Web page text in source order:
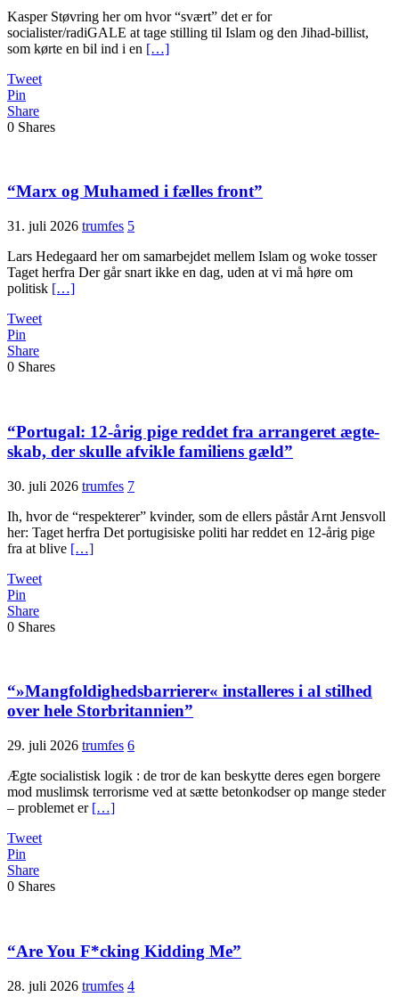
Kasper Støvring her om hvor “svært” det er for
socialister/radiGALE at tage stilling til Islam og den Jihad-billist,
som kørte en bil ind i en […]
Tweet
Pin
Share
0 Shares
“Marx og Muhamed i fælles front”
31. juli 2026 trumfes 5
Lars Hedegaard her om samarbejdet mellem Islam og woke tosser
Taget herfra Der går snart ikke en dag, uden at vi må høre om
politisk […]
Tweet
Pin
Share
0 Shares
“Portugal: 12-årig pige reddet fra arrangeret ægte­
skab, der skulle afvikle familiens gæld”
30. juli 2026 trumfes 7
Ih, hvor de “respekterer” kvinder, som de ellers påstår Arnt Jensvoll
her: Taget herfra Det portugisiske politi har reddet en 12-årig pige
fra at blive […]
Tweet
Pin
Share
0 Shares
“»Mangfoldigheds­barrierer« installeres i al stil­hed
over hele Stor­britannien”
29. juli 2026 trumfes 6
Ægte socialistisk logik : de tror de kan beskytte deres egen borgere
mod muslimsk terrorisme ved at sætte betonkodser op mange steder
– problemet er […]
Tweet
Pin
Share
0 Shares
“Are You F*cking Kidding Me”
28. juli 2026 trumfes 4